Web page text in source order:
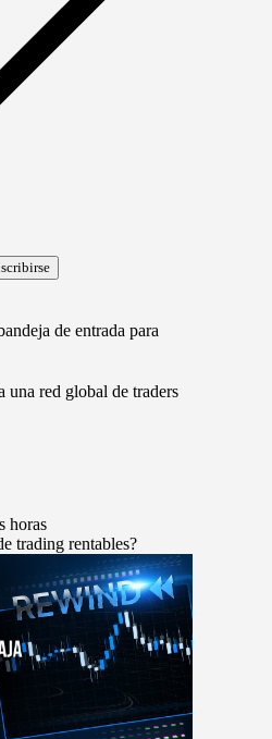
de entrada para
una red global de traders
horas
trading rentables?